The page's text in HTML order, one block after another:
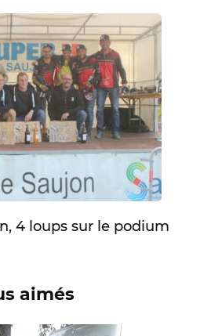
4 loups sur le podium
aimés